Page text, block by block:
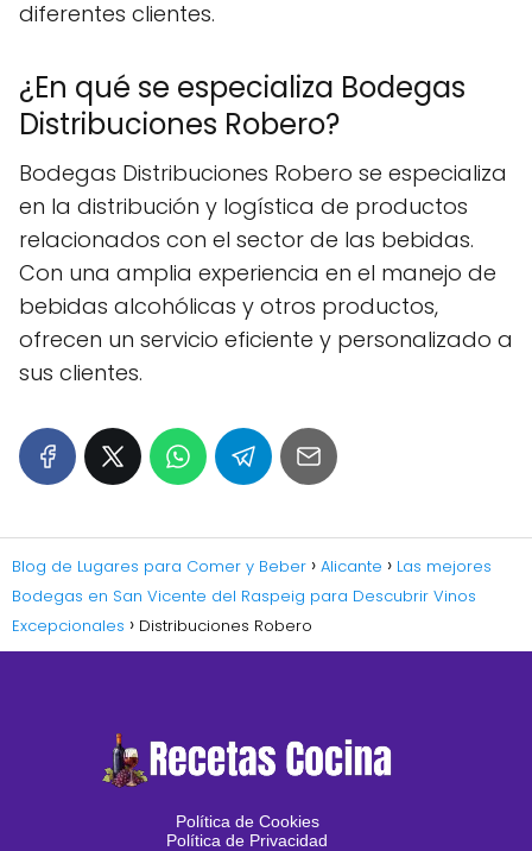
diferentes clientes.
¿En qué se especializa Bodegas
Distribuciones Robero?
Bodegas Distribuciones Robero se especializa
en la distribución y logística de productos
relacionados con el sector de las bebidas.
Con una amplia experiencia en el manejo de
bebidas alcohólicas y otros productos,
ofrecen un servicio eficiente y personalizado a
sus clientes.
Blog de Lugares para Comer y Beber Alicante
Las mejores
Bodegas en San Vicente del Raspeig para Descubrir Vinos
Excepcionales
Distribuciones Robero
Política de Cookies
Política de Privacidad